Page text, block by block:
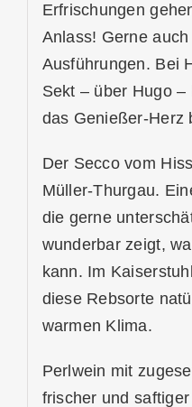
Erfrischungen
Anlass! Gerne
Ausführungen. Bei
Sekt – über Hugo
das Genießer-Herz
Der Secco vom
Müller-Thurgau.
die gerne
wunderbar zeigt,
kann. Im
diese Rebsorte
warmen Klima.
Perlwein mit
frischer und